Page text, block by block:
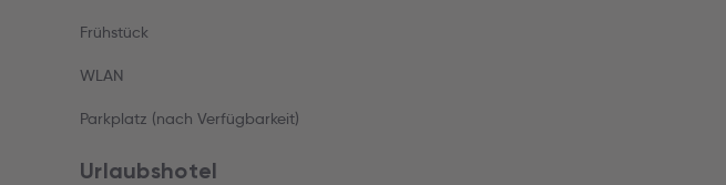
Frühstück
WLAN
Parkplatz (nach Verfügbarkeit)
Urlaubshotel